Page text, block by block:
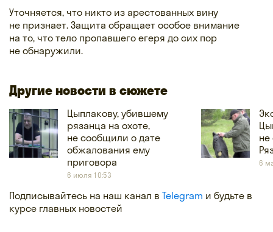
Уточняется, что никто из арестованных вину
не признает. Защита обращает особое внимание
на то, что тело пропавшего егеря до сих пор
не обнаружили.
Другие новости в сюжете
Цыплакову, убившему
рязанца на охоте,
не сообщили о дате
обжалования ему
приговора
6 июля 10:53
не
6
Подписывайтесь на наш канал в Telegram и будьте в
курсе главных новостей